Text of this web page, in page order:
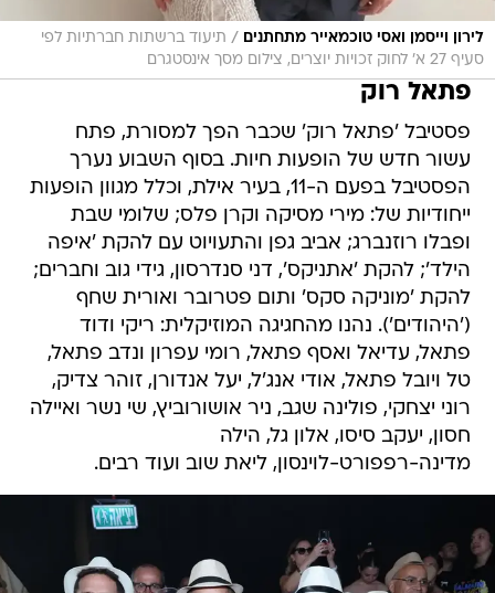
לירון וייסמן ואסי טוכמאייר מתחתנים / תיעוד ברשתות חברתיות לפי
סעיף 27 א' לחוק זכויות יוצרים, צילום מסך אינסטגרם
פתאל רוק
פסטיבל 'פתאל רוק' שכבר הפך למסורת, פתח
עשור חדש של הופעות חיות. בסוף השבוע נערך
הפסטיבל בפעם ה-11, בעיר אילת, וכלל מגוון הופעות
ייחודיות של: מירי מסיקה וקרן פלס; שלומי שבת
ופבלו רוזנברג; אביב גפן והתעויוט עם להקת 'איפה
הילד'; להקת 'אתניקס', דני סנדרסון, גידי גוב וחברים;
להקת 'מוניקה סקס' ותום פטרובר ואורית שחף
('היהודים'). נהנו מהחגיגה המוזיקלית: ריקי ודוד
פתאל, עדיאל ואסף פתאל, רומי עפרון ונדב פתאל,
טל ויובל פתאל, אודי אנג'ל, יעל אנדורן, זוהר צדיק,
רוני יצחקי, פולינה שגב, ניר אושורוביץ, שי נשר ואיילה
חסון, יעקב סיסו, אלון גל, הילה
מדינה-רפפורט-לוינסון, ליאת שוב ועוד רבים.